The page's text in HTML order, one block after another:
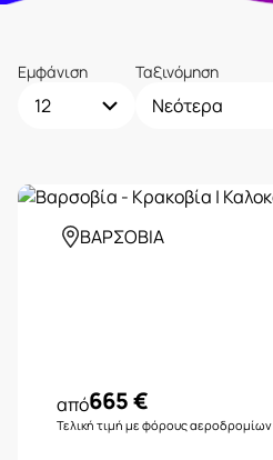
Εμφάνιση Ταξινόμηση
ΒΑΡΣΟΒΙΑ
από665€
Τελική τιμή με φόρους αεροδρομίων